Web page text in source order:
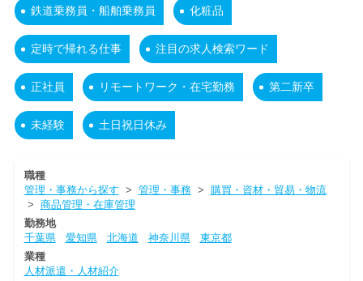
鉄道乗務員・船舶乗務員 化粧品
定時で帰れる仕事 注目の求人検索ワード
正社員 リモートワーク・在宅勤務 第二新卒
未経験 土日祝日休み
職種
管理・事務から探す > 管理・事務> 購買・資材・貿易・物流
> 商品管理・在庫管理
勤務地
千葉県
愛知県 北海道 神奈川県
東京都
業種
人材派遣・人材紹介